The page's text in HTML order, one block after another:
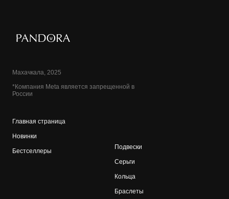
Махачкала, 2025
*Компания Meta является запрещенной в
России
Главная страница
Новинки
Бестселлеры
Подвески
Серьги
Кольца
Браслеты